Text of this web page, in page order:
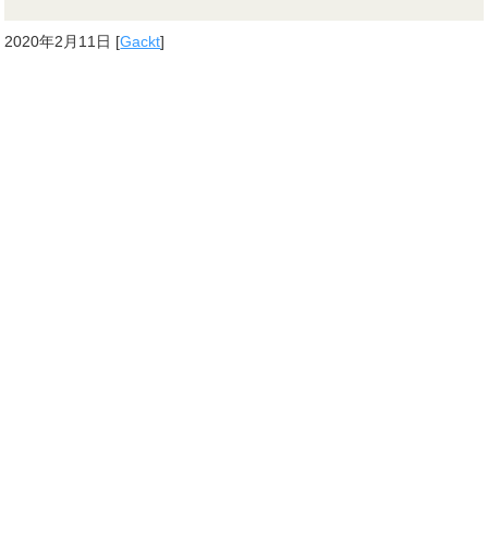
2020年2月11日 [Gackt]